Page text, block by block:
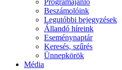
Programajánló
Beszámolóink
Legutóbbi bejegyzések
Állandó híreink
Eseménynaptár
Keresés, szűrés
Ünnepkörök
Média